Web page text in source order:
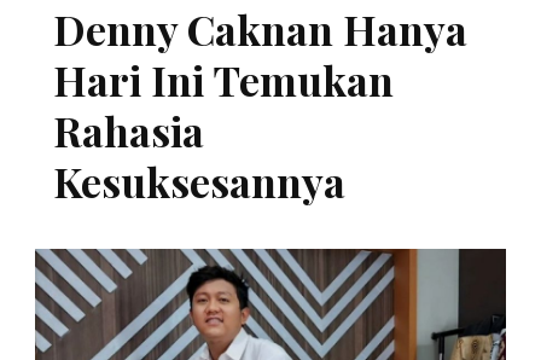
Denny Caknan Hanya
Hari Ini Temukan
Rahasia
Kesuksesannya